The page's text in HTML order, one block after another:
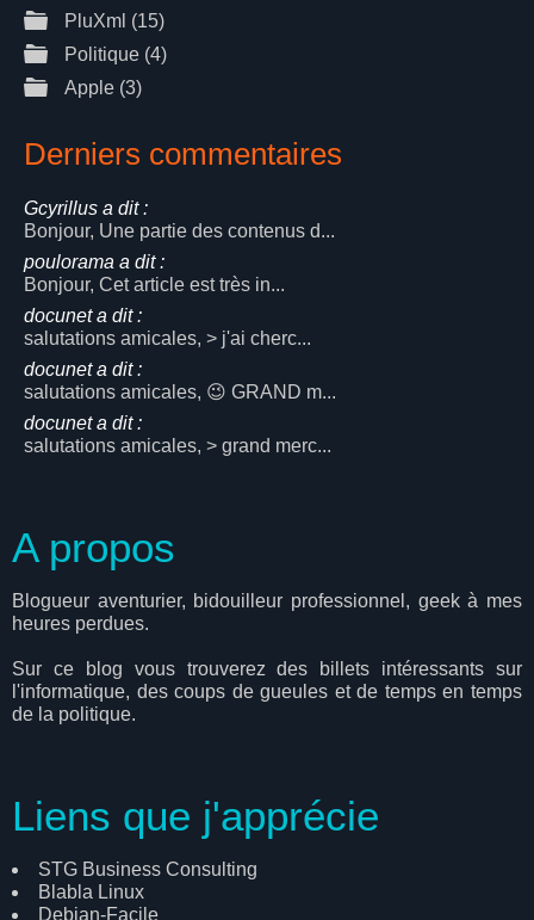
PluXml (15)
Politique (4)
Apple (3)
Derniers commentaires
Gcyrillus a dit :
Bonjour, Une partie des contenus d...
poulorama a dit :
Bonjour, Cet article est très in...
docunet a dit :
salutations amicales, > j'ai cherc...
docunet a dit :
salutations amicales, 😉 GRAND m...
docunet a dit :
salutations amicales, > grand merc...
A propos
Blogueur aventurier, bidouilleur professionnel, geek à mes
heures perdues.
Sur ce blog vous trouverez des billets intéressants sur
l'informatique, des coups de gueules et de temps en temps
de la politique.
Liens que j'apprécie
STG Business Consulting
Blabla Linux
Debian-Facile